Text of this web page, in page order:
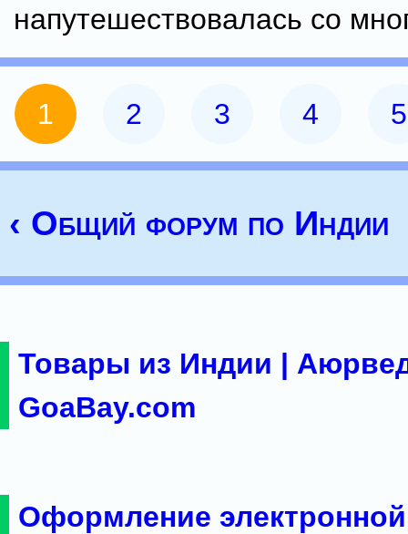
напутешествовалась со
1 2 3 4 5
‹ Общий форум по Индии
Товары из Индии |
GoaBay.com
Оформление электронной